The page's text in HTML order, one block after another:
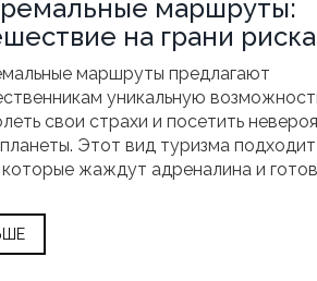
маршруты:
на грани риска
маршруты предлагают
уникальную
свои страхи и посетить
Этот вид туризма
жаждут адреналина и
до восхождений на заснеженные
маршрут дарит неповторимые